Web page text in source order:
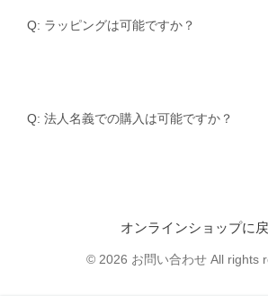
Q: ラッピングは可能ですか？
Q: 法人名義での購入は可能ですか？
オンラインショップに
© 2026 お問い合わせ All rights